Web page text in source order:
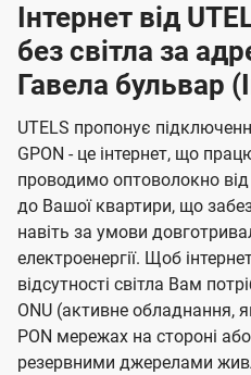
Інтернет від
без світла за
Гавела бульвар
UTELS пропонує
GPON - це інтернет, що
проводимо оптоволокно
до Вашої квартири, що
навіть за умови
електроенергії. Щоб
відсутності світла Вам
ONU (активне обладнання,
PON мережах на стороні
резервними джерелами